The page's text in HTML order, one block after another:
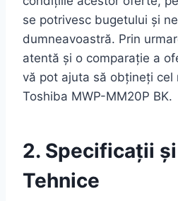
se potrivesc bugetului și
dumneavoastră. Prin
atentă și o comparație a
vă pot ajuta să obțineți cel
Toshiba MWP-MM20P BK.
2. Specificații
Tehnice